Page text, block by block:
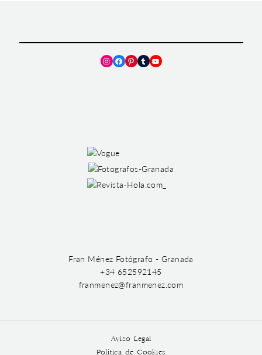
Instagram
Facebook
Pinterest
TumblrYouTube
Fran Ménez Fotógrafo - Granada
+34 652592145
franmenez@franmenez.com
Aviso Legal
Política de Cookies